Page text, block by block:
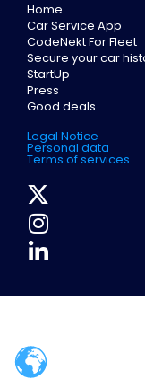
Home
Car Service App
CodeNekt For Fleet
Secure your car
StartUp
Press
Good deals
Legal Notice
Personal data
Terms of services